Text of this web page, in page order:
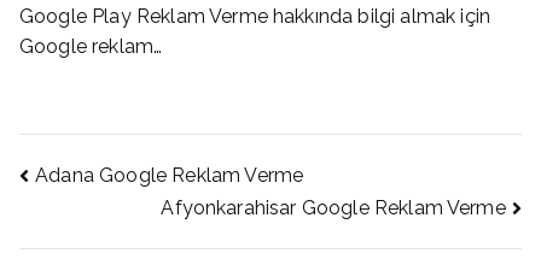
Google Play Reklam Verme hakkında bilgi almak için
Google reklam…
Yazı
Adana Google Reklam Verme
Afyonkarahisar Google Reklam Verme